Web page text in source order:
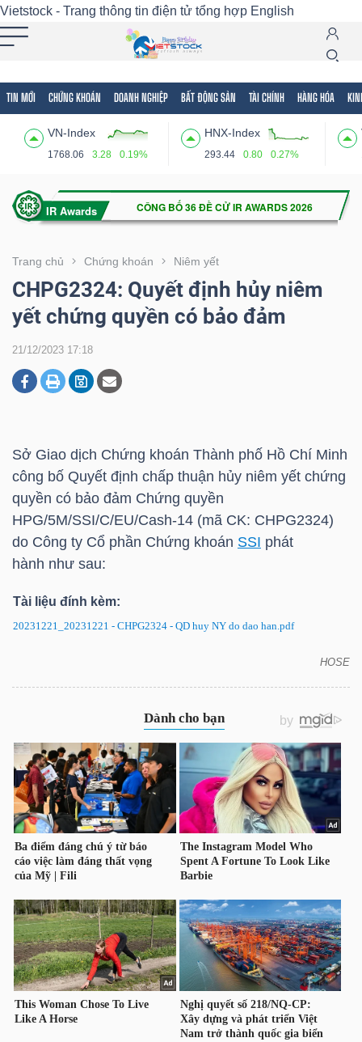
Vietstock - Trang thông tin điện tử tổng hợp English
TIN MỚI CHỨNG KHOÁN DOANH NGHIỆP BẤT ĐỘNG SẢN TÀI CHÍNH HÀNG HÓA
VN-Index
1768.06 3.28 0.19%
HNX-Index
293.44 0.80 0.27%
Trang chủ Chứng khoán Niêm yết
CHPG2324: Quyết định hủy niêm
yết chứng quyền có bảo đảm
21/12/2023 17:18
Sở Giao dịch Chứng khoán Thành phố Hồ Chí Minh
công bố Quyết định chấp thuận hủy niêm yết chứng
quyền có bảo đảm Chứng quyền
HPG/5M/SSI/C/EU/Cash-14 (mã CK: CHPG2324)
do Công ty Cổ phần Chứng khoán SSI phát
hành như sau:
Tài liệu đính kèm:
20231221_20231221 - CHPG2324 - QD huy NY do dao han.pdf
HOSE
Tất cả Tính năng Ngành Mã chứng khoán
Tính
(-)
VIETSTOCK
CHỨNG
BẤT
ĐỘNG
SẢN
HÓA
KINH
TẾ
THẾ
GIỚI